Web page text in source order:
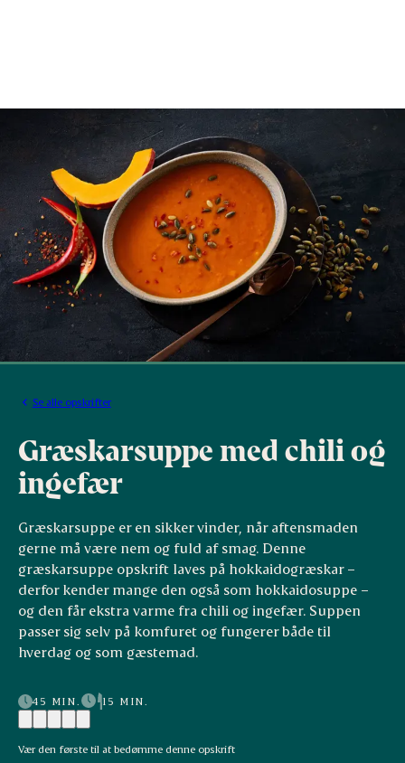
Se alle opskrifter
Græskarsuppe med chili og
ingefær
Græskarsuppe er en sikker vinder, når aftensmaden
gerne må være nem og fuld af smag. Denne
græskarsuppe opskrift laves på hokkaidogræskar –
derfor kender mange den også som hokkaidosuppe –
og den får ekstra varme fra chili og ingefær. Suppen
passer sig selv på komfuret og fungerer både til
hverdag og som gæstemad.
45 MIN. 15 MIN.
Vær den første til at bedømme denne opskrift